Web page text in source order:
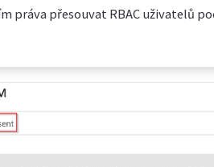
přesouvat RBAC uživatelů